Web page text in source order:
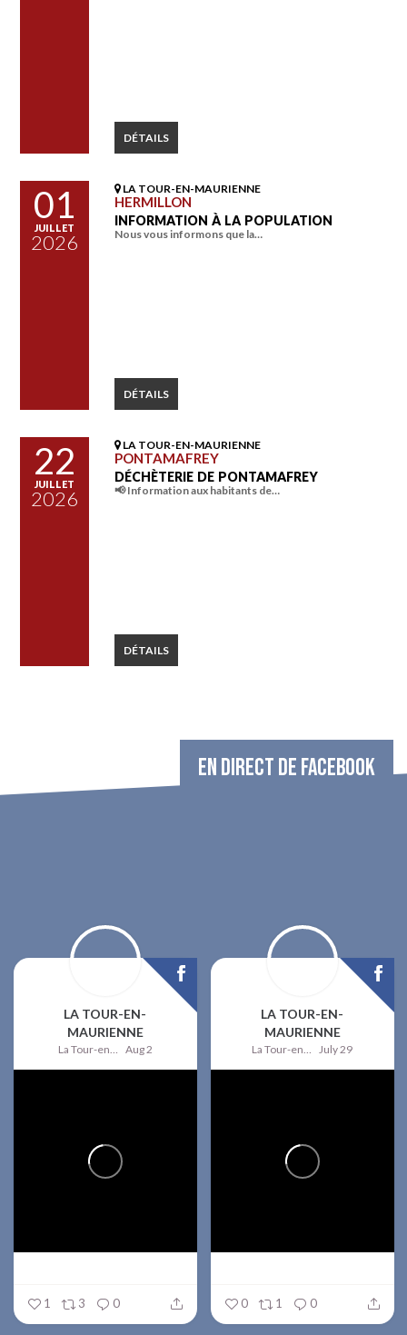
DÉTAILS
01
JUILLET
2026
LA TOUR-EN-MAURIENNE
HERMILLON
INFORMATION À LA POPULATION
Nous vous informons que la…
DÉTAILS
22
JUILLET
2026
LA TOUR-EN-MAURIENNE
PONTAMAFREY
DÉCHÈTERIE DE PONTAMAFREY
📢 Information aux habitants de…
DÉTAILS
EN DIRECT DE FACEBOOK
LA TOUR-EN-
MAURIENNE
La Tour-en-Maurienne Aug 2
1 3 0
LA TOUR-EN-
MAURIENNE
La Tour-en-Maurienne July 29
0 1 0